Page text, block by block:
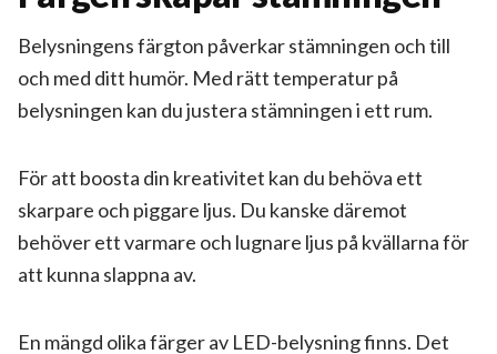
Belysningens färgton påverkar stämningen och till
och med ditt humör. Med rätt temperatur på
belysningen kan du justera stämningen i ett rum.
För att boosta din kreativitet kan du behöva ett
skarpare och piggare ljus. Du kanske däremot
behöver ett varmare och lugnare ljus på kvällarna för
att kunna slappna av.
En mängd olika färger av LED-belysning finns. Det